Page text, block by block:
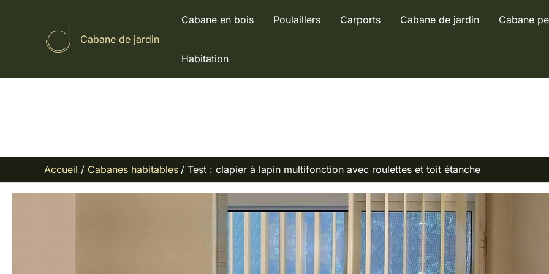
Cabane de jardin
Cabane en bois Poulaillers Carports Cabane de jardin Cabane
Habitation
Accueil Cabanes habitables Test : clapier à lapin multifonction avec roulettes et toit étanche